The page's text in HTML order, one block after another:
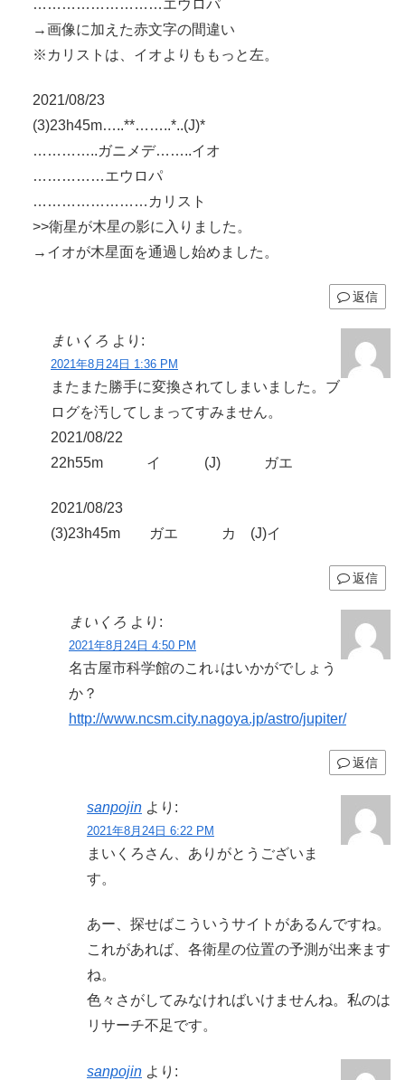
………………………エウロパ
→画像に加えた赤文字の間違い
※カリストは、イオよりももっと左。
2021/08/23
(3)23h45m…..**……..*..(J)*
…………..ガニメデ……..イオ
……………エウロパ
……………………カリスト
>>衛星が木星の影に入りました。
→イオが木星面を通過し始めました。
返信
まいくろ より:
2021年8月24日 1:36 PM
またまた勝手に変換されてしまいました。ブ
ログを汚してしまってすみません。
2021/08/22
22h55m イ (J) ガエ
2021/08/23
(3)23h45m ガエ カ (J)イ
返信
まいくろ より:
2021年8月24日 4:50 PM
名古屋市科学館のこれ↓はいかがでしょう
か？
http://www.ncsm.city.nagoya.jp/astro/jupiter/
返信
sanpojin より:
2021年8月24日 6:22 PM
まいくろさん、ありがとうございま
す。
あー、探せばこういうサイトがあるんですね。
これがあれば、各衛星の位置の予測が出来ます
ね。
色々さがしてみなければいけませんね。私のは
リサーチ不足です。
sanpojin より: